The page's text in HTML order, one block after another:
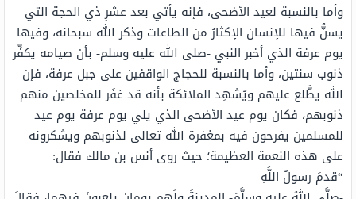
وأما بالنسبة لعيد الأضحى، فإنه يأتي بعد عشرِ ذي الحجة التي
يسنُّ فيها للإنسان الإكثارُ من الطاعات وذكر الله سبحانه، وفيها
يوم عرفة الذي أخبر النبي -صلى الله عليه وسلم- بأن صيامه يكفِّر
ذنوب سنتين، وأما بالنسبة للحجاج الواقفين على جبل عرفة، فإن
الله يطَّلع عليهم ويُشهِد الملائكة بأنه قد غفَر للمخلصين منهم
ذنوبهم، فكان يوم عيد الأضحى الذي يلي يوم عرفة يوم عيد
للمسلمين يفرحون فيه بمغفرة الله تعالى لذنوبهم ويشكرونه
على هذه النعمة العظيمة؛ حيث روى أنس بن مالك فقال:
“قدمَ رسولُ اللَّهِ